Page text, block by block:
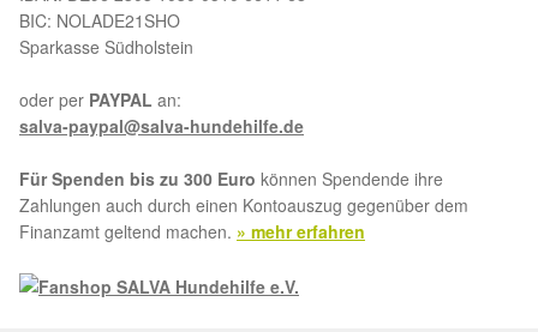
BIC: NOLADE21SHO
Sparkasse Südholstein
oder per PAYPAL an:
salva-paypal@salva-hundehilfe.de
Für Spenden bis zu 300 Euro können Spendende ihre
Zahlungen auch durch einen Kontoauszug gegenüber dem
Finanzamt geltend machen. » mehr erfahren